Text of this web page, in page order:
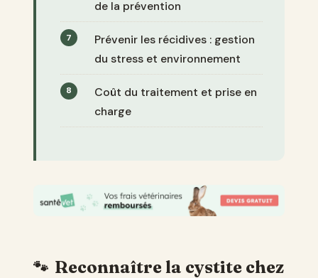
de la prévention
Prévenir les récidives : gestion
du stress et environnement
Coût du traitement et prise en
charge
Reconnaître la cystite chez